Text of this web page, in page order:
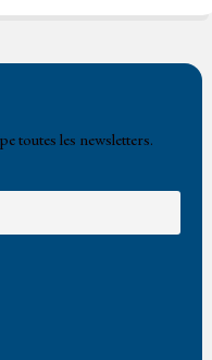
bo
ok
tt
er
ail tF
rie
toutes les newsletters.